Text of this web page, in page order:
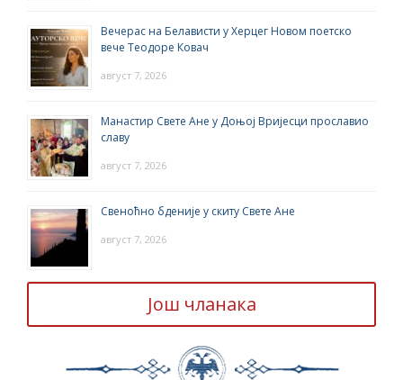
Вечерас на Белависти у Херцег Новом поетско
вече Теодоре Ковач
август 7, 2026
Манастир Свете Ане у Доњој Вријесци прославио
славу
август 7, 2026
Свеноћно бденије у скиту Свете Ане
август 7, 2026
Још чланака